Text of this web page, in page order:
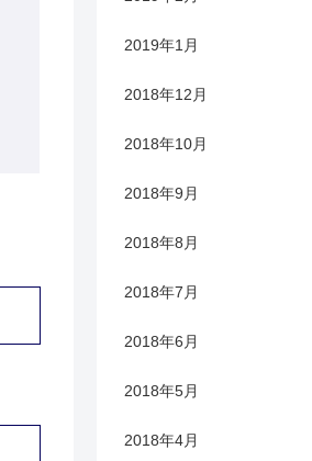
2019年1月
2018年12月
2018年10月
2018年9月
2018年8月
2018年7月
2018年6月
2018年5月
2018年4月